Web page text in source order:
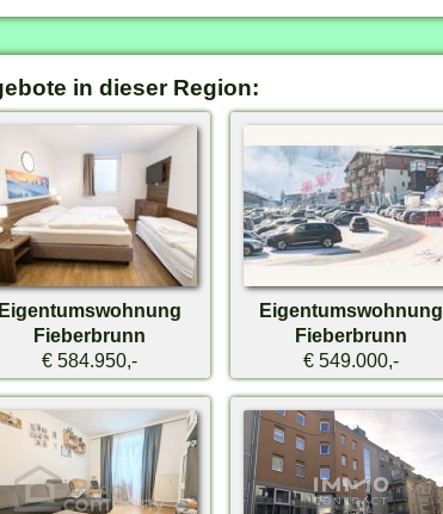
in dieser Region:
Eigentumswohnung
Fieberbrunn
€ 584.950,-
Eigentumswohnung
Fieberbrunn
€ 549.000,-